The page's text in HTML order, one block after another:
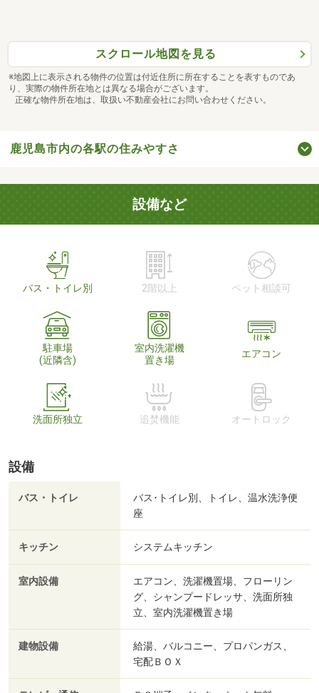
スクロール地図を見る
※地図上に表示される物件の位置は付近住所に所在することを表すものであ
り、実際の物件所在地とは異なる場合がございます。
正確な物件所在地は、取扱い不動産会社にお問い合わせください。
鹿児島市内の各駅の住みやすさ
設備など
バス・トイレ別 2階以上 ペット相談可
駐車場
(近隣含)
室内洗濯機
置き場
エアコン
洗面所独立 追焚機能 オートロック
設備
バス・トイレ
バス･トイレ別、トイレ、温水洗浄便
座
キッチン システムキッチン
室内設備
エアコン、洗濯機置場、フローリン
グ、シャンプードレッサ、洗面所独
立、室内洗濯機置き場
建物設備
給湯、バルコニー、プロパンガス、
宅配ＢＯＸ